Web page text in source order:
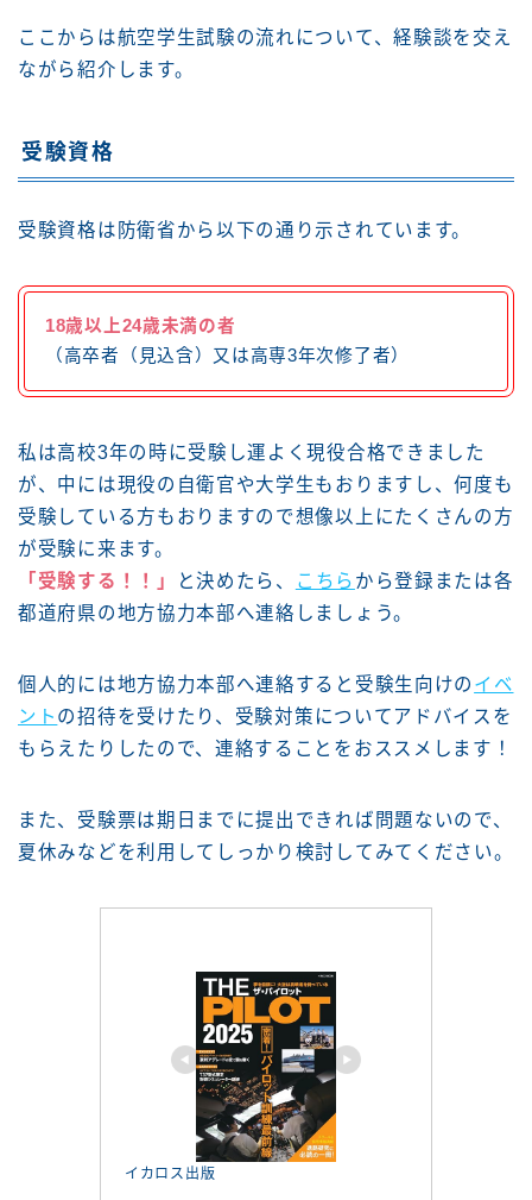
ここからは航空学生試験の流れについて、経験談を交え
ながら紹介します。
受験資格
受験資格は防衛省から以下の通り示されています。
18歳以上24歳未満の者
（高卒者（見込含）又は高専3年次修了者）
私は高校3年の時に受験し運よく現役合格できました
が、中には現役の自衛官や大学生もおりますし、何度も
受験している方もおりますので想像以上にたくさんの方
が受験に来ます。
「受験する！！」
と決めたら、 こちら から登録または各
都道府県の地方協力本部へ連絡しましょう。
個人的には地方協力本部へ連絡すると受験生向けの イベ
ント の招待を受けたり、受験対策についてアドバイスを
もらえたりしたので、連絡することをおススメします！
また、受験票は期日までに提出できれば問題ないので、
夏休みなどを利用してしっかり検討してみてください。
イカロス出版